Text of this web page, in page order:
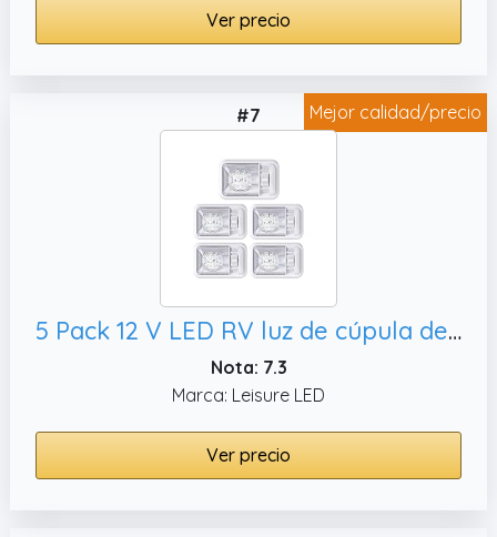
Ver precio
Mejor calidad/precio
#7
5 Pack 12 V LED RV luz de cúpula de techo RV Interior Iluminación para remolque camper con interruptor, único cúpula 280LM
Nota: 7.3
Marca: Leisure LED
Ver precio